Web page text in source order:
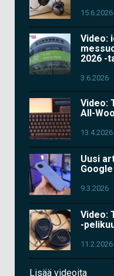
15.6.2026
Video:
2026 -
3.6.2026
Video:
All-
13.4.2026
Uusi
9.3.2026
Video:
-
11.2.2026
Lisää videoita